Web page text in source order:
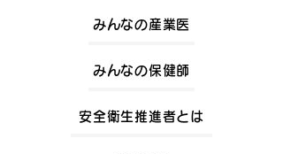
みんなの産業医
みんなの保健師
安全衛生推進者とは